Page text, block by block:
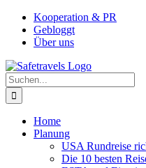
Zum
Inhalt
springen
Facebook
Instagram
YouTube
PinterestKooperation & PR
Gebloggt
Über uns
Suche
nach:
Home
Planung
USA Rundreise
Die 10 besten